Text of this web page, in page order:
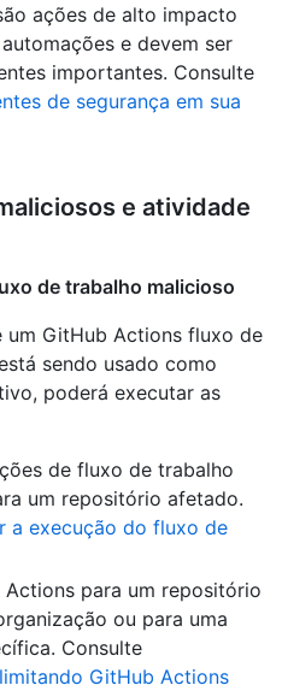
ações de alto impacto
e devem ser
importantes. Consulte
de segurança em sua
e atividade
de trabalho malicioso
um GitHub Actions fluxo de
sendo usado como
poderá executar as
de fluxo de trabalho
um repositório afetado.
a execução do fluxo de
para um repositório
ou para uma
Consulte
GitHub Actions